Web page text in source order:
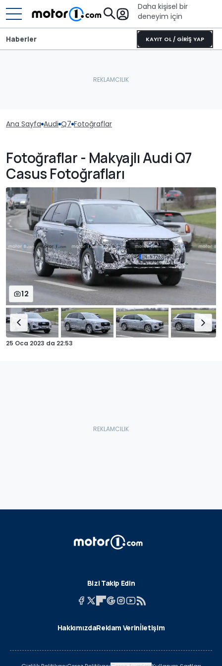
Daha kişisel bir
deneyim için
KAYIT OL / GİRİŞ YAP
Haberler
Ana Sayfa Audi Q7 Fotoğraflar
Fotoğraflar - Makyajlı Audi Q7
Casus Fotoğrafları
12
25 Oca 2023 da 22:53
Bizi Takip Edin
HakkımızdaReklam Verinİletişim